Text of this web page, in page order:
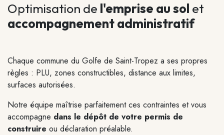
Optimisation de l'emprise au sol et
accompagnement administratif
Chaque commune du Golfe de Saint-Tropez a ses propres
règles : PLU, zones constructibles, distance aux limites,
surfaces autorisées.
Notre équipe maîtrise parfaitement ces contraintes et vous
accompagne dans le dépôt de votre permis de
construire ou déclaration préalable.